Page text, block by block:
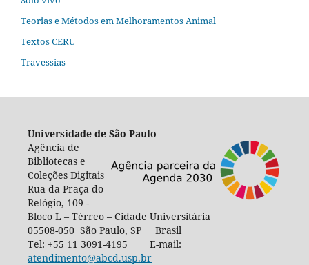
Teorias e Métodos em Melhoramentos Animal
Textos CERU
Travessias
Universidade de São Paulo
Agência de
Bibliotecas e
Coleções Digitais
Rua da Praça do
Relógio, 109 -
Bloco L – Térreo – Cidade Universitária
05508-050 São Paulo, SP Brasil
Tel: +55 11 3091-4195 E-mail:
atendimento@abcd.usp.br